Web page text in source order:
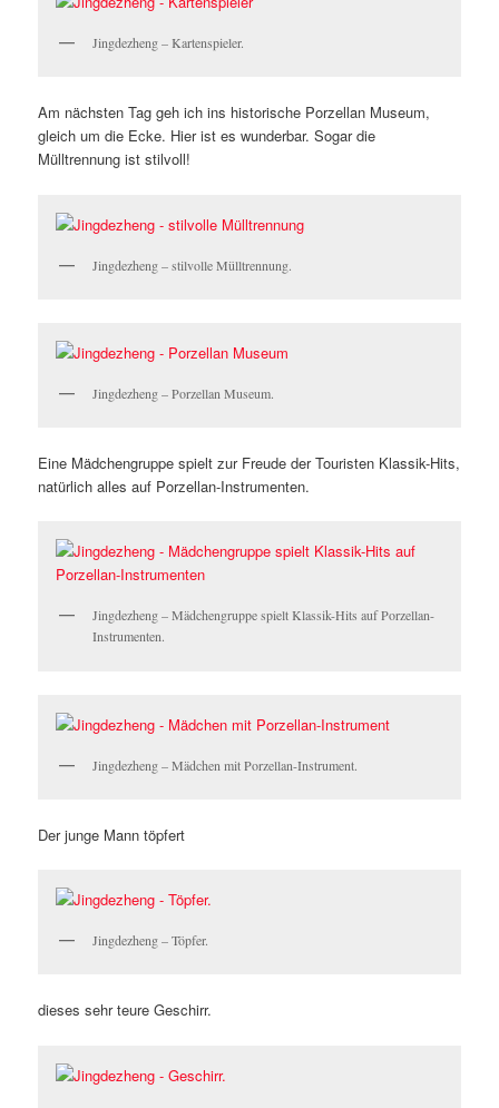
Jingdezheng – Kartenspieler.
Am nächsten Tag geh ich ins historische Porzellan Museum,
gleich um die Ecke. Hier ist es wunderbar. Sogar die
Mülltrennung ist stilvoll!
Jingdezheng – stilvolle Mülltrennung.
Jingdezheng – Porzellan Museum.
Eine Mädchengruppe spielt zur Freude der Touristen Klassik-Hits,
natürlich alles auf Porzellan-Instrumenten.
Jingdezheng – Mädchengruppe spielt Klassik-Hits auf Porzellan-
Instrumenten.
Jingdezheng – Mädchen mit Porzellan-Instrument.
Der junge Mann töpfert
Jingdezheng – Töpfer.
dieses sehr teure Geschirr.